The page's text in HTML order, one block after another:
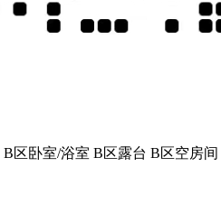
B区卧室/浴室 B区露台 B区空房间